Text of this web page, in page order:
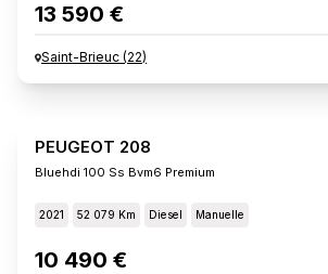
13 590 €
Saint-Brieuc (22)
PEUGEOT 208
Bluehdi 100 Ss Bvm6 Premium
2021 52 079 Km Diesel Manuelle
10 490 €